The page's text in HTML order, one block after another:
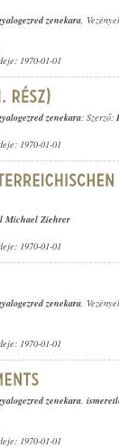
zenekara,
1970-01-01
zenekara; Szerző:
1970-01-01
Michael Ziehrer
1970-01-01
zenekara,
1970-01-01
zenekara,
1970-01-01